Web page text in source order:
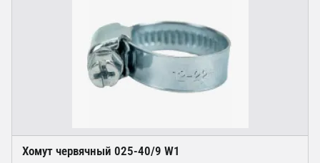
Хомут червячный 025-40/9 W1